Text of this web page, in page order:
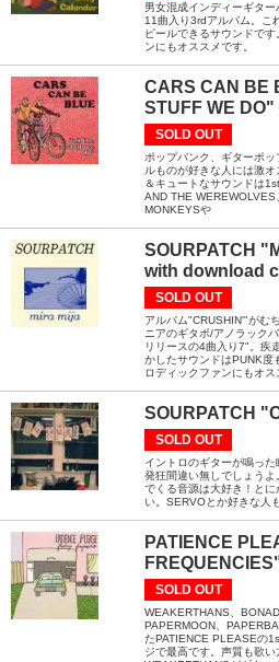
男女混成インディーギタ
11曲入り3rdアルバム。こ
ピールできるサウンドで
ンにもオススメです。
CARS CAN BE
STUFF WE DO"
SOLD OUT
ポップパンク、ギターポ
ルものが好きな人には激
＆キュートなサウンドは
AND THE
MONKEYSや
SOURPATCH
with download
SOLD OUT
アルバム"CRUSHIN'"がむ
ニアのギタポ/アノラック
リリースの4曲入り7"。疾
かしたサウンドはPUNK度
ロディックファンにもオ
SOURPATCH
SOLD OUT
イントロのギターが鳴っ
発狂間違い無しでしょう
でくる音源は大好き！と
い。SERVOとか好きな人
PATIENCE
SOLD OUT
WEAKERTHANS、
PAPERMOON、
たPATIENCE PLEASEの
ジで最高です。声質も歌い